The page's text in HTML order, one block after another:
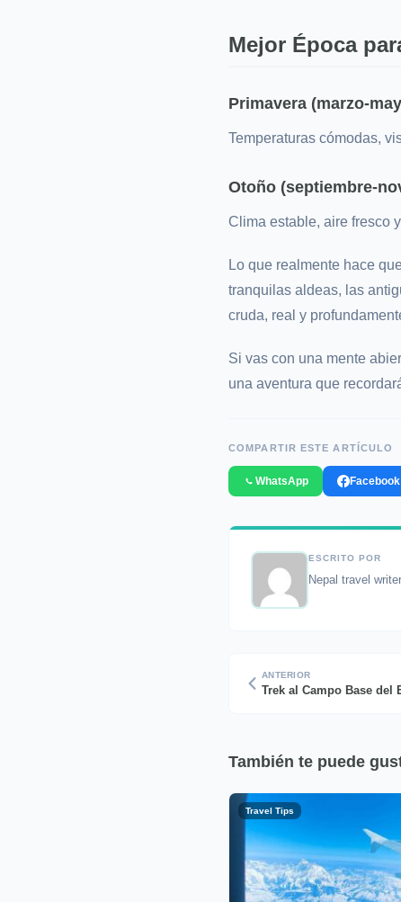
Mejor Época
Primavera (marzo-
Temperaturas cómodas,
Otoño (septiembre-
Clima estable, aire fresco
Lo que realmente hace
tranquilas aldeas, las
cruda, real y
Si vas con una mente
una aventura que
COMPARTIR ESTE ARTÍCULO
WhatsApp Facebook
ESCRITO POR
Nepal travel
ANTERIOR
También te puede
Travel Tips